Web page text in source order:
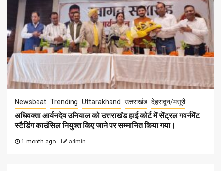
Newsbeat Trending Uttarakhand उत्तराखंड देहरादून/मसूरी
अधिवक्ता आर्यनदेव उनियाल को उत्तराखंड हाई कोर्ट में सेंट्रल गवर्नमेंट
स्टैडिंग काउंसिल नियुक्त किए जाने पर सम्मानित किया गया।
1 month ago admin